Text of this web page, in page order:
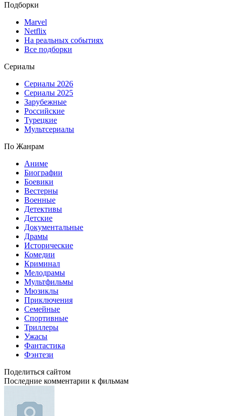
Подборки
Marvel
Netflix
На реальных событиях
Все подборки
Сериалы
Сериалы 2026
Сериалы 2025
Зарубежные
Российские
Турецкие
Мультсериалы
По Жанрам
Аниме
Биографии
Боевики
Вестерны
Военные
Детективы
Детские
Документальные
Драмы
Исторические
Комедии
Криминал
Мелодрамы
Мультфильмы
Мюзиклы
Приключения
Семейные
Спортивные
Триллеры
Ужасы
Фантастика
Фэнтези
Поделиться сайтом
Последние комментарии к фильмам